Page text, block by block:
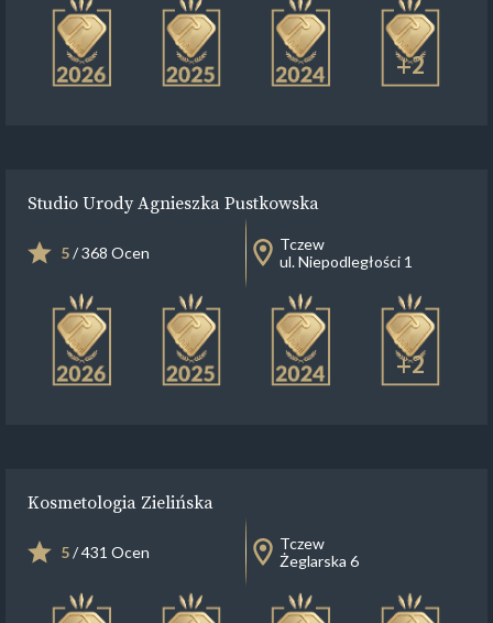
+2
Studio Urody Agnieszka Pustkowska
5/ 368 Ocen
Tczew
ul. Niepodległości 1
+2
Kosmetologia Zielińska
5/ 431 Ocen
Tczew
Żeglarska 6